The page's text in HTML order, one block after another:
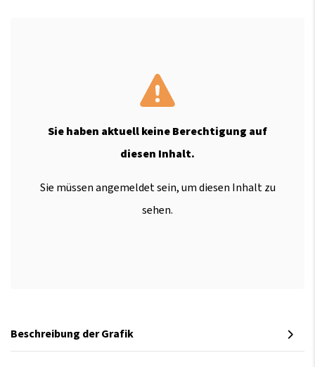
Sie haben aktuell keine Berechtigung auf
diesen Inhalt.
Sie müssen angemeldet sein, um diesen Inhalt zu
sehen.
Beschreibung der Grafik